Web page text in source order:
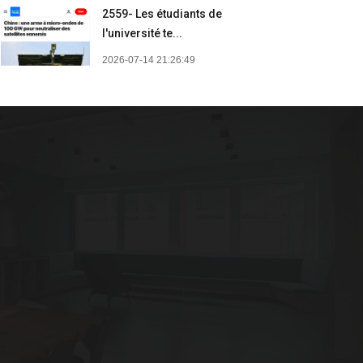
2559- Les étudiants de
l'université te...
2026-07-14 21:26:49